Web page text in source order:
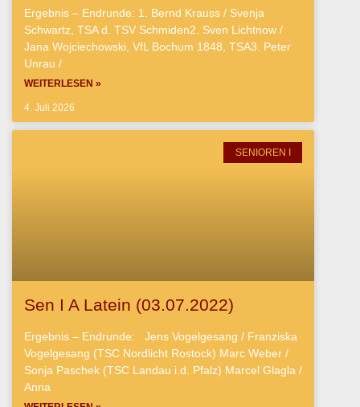
Ergebnis – Endrunde: 1. Bernd Krauss / Svenja
Schwartz, TSA d. TSV Schmiden2. Sven Lichtnow /
Jana Wojciechowski, VfL Bochum 1848, TSA3. Peter
Unrau /
WEITERLESEN »
4. Juli 2026
SENIOREN I
Sen I A Latein (03.07.2022)
Ergebnis – Endrunde: Jens Vogelgesang / Franziska
Vogelgesang (TSC Nordlicht Rostock) Marc Weber /
Sonja Paschek (TSC Landau i.d. Pfalz) Marcel Glagla /
Anna